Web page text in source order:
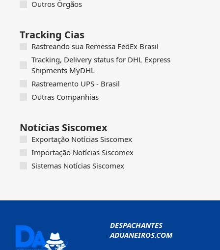
Outros Órgãos
Tracking Cias
Rastreando sua Remessa FedEx Brasil
Tracking, Delivery status for DHL Express
Shipments MyDHL
Rastreamento UPS - Brasil
Outras Companhias
Notícias Siscomex
Exportação Notícias Siscomex
Importação Notícias Siscomex
Sistemas Notícias Siscomex
DESPACHANTES
ADUANEIROS.COM